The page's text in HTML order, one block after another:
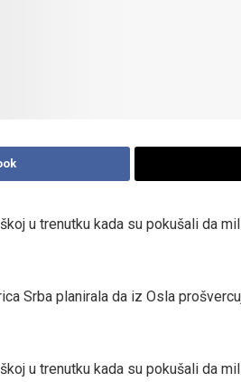
u trenutku kada su pokušali da
Srba planirala da iz Osla
u trenutku kada su pokušali da